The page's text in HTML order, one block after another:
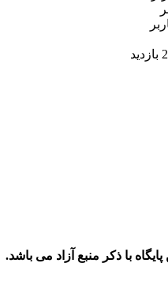
با ذکر منبع آزاد می باشد.